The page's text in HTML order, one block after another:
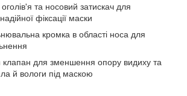
та носовий затискач для
фіксації маски
кромка в області носа для
клапан для зменшення опору видиху та
й вологи під маскою